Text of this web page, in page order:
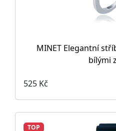
MINET Elegantní
bílými
525 Kč
TOP